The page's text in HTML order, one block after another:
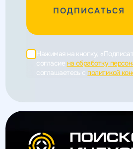
ПОДПИСАТЬСЯ
Нажимая на кнопку,
согласие на обработку
соглашаетесь c политикой